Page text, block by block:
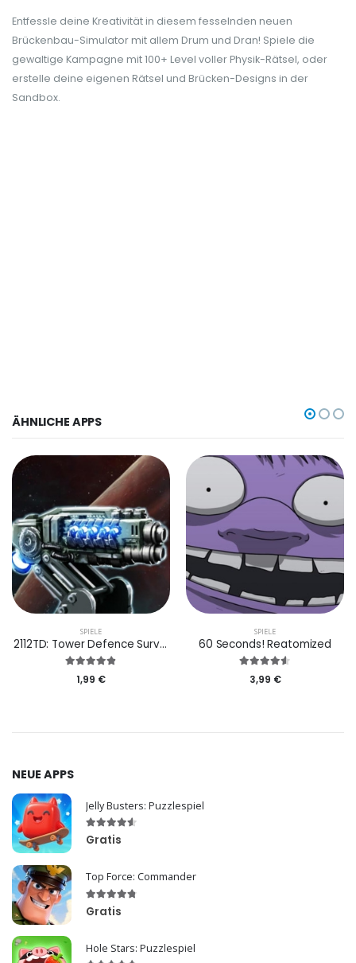
Entfessle deine Kreativität in diesem fesselnden neuen
Brückenbau-Simulator mit allem Drum und Dran! Spiele die
gewaltige Kampagne mit 100+ Level voller Physik-Rätsel, oder
erstelle deine eigenen Rätsel und Brücken-Designs in der
Sandbox.
ÄHNLICHE APPS
SPIELE
2112TD: Tower Defence Survival
1,99 €
SPIELE
60 Seconds! Reatomized
3,99 €
NEUE APPS
Jelly Busters: Puzzlespiel
Gratis
Top Force: Commander
Gratis
Hole Stars: Puzzlespiel